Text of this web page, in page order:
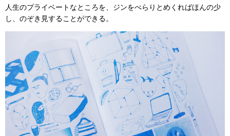
人生のプライベートなところを、ジンをぺらりとめくればほんの少
し、のぞき見することができる。